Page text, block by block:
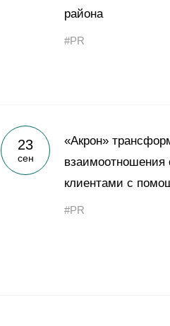
района
#PR
23
сен
«Акрон»
взаимоотношения
клиентами с
#PR